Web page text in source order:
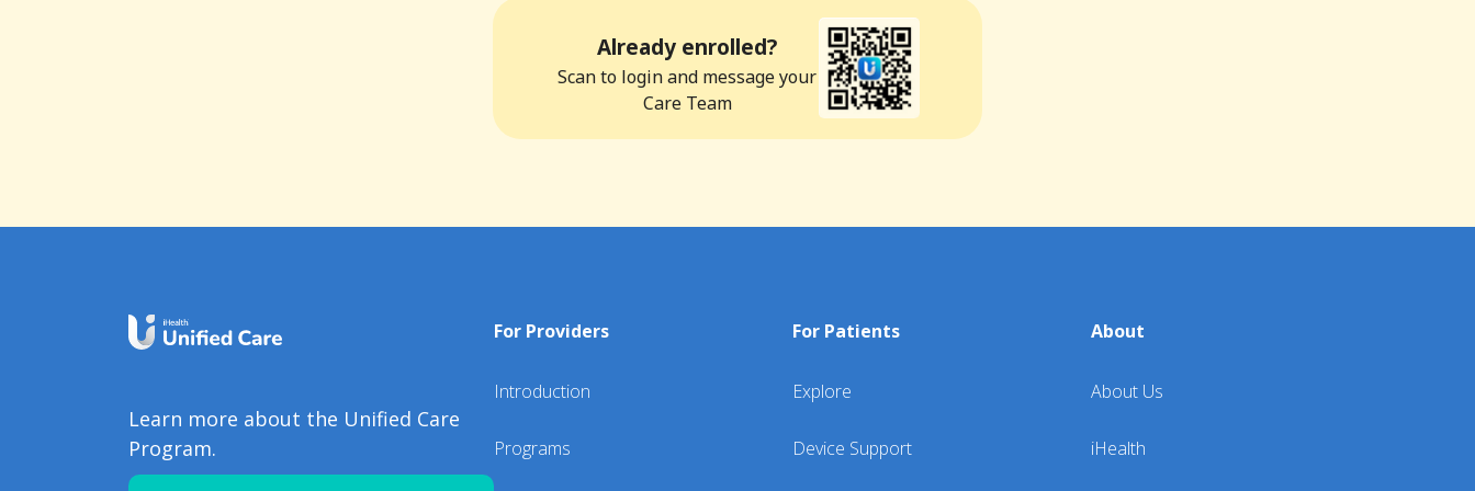
Already enrolled?
Scan to login and message your
Care Team
Learn more about the Unified Care
Program.
For Providers
Introduction
Programs
For Patients
Explore
Device Support
About
About Us
iHealth